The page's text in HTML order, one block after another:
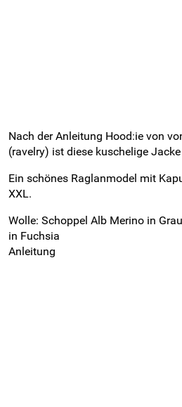
Nach der Anleitung Hood:ie von
(ravelry) ist diese kuschelige
Ein schönes Raglanmodel mit
XXL.
Wolle: Schoppel Alb Merino in
in Fuchsia
Anleitung